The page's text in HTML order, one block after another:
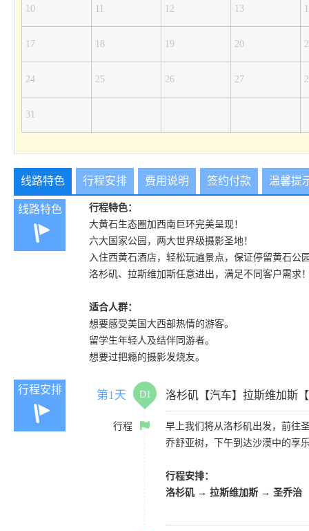
10 11 12 13
17 18 19 20
24 25 26 27
31
线路特色 行程安排 费用说明 签约付款 温馨提
线路特色
行程特色：
大黄石生态圈加西南巨环完美呈现！
六大国家公园，两大世界级摄影圣地！
入住西黄石酒店，轻松玩遍景点，保证停留黄石公
洛杉矶、拉斯维加斯任意进出，满足不同客户需求
适合人群：
想要感受美国大西部热情的游客。
留学生年轻人及结伴同游者。
想要过把瘾的摄影发烧友。
行程安排 第1天 D1 洛杉矶【汽车】拉斯维加斯
行程
早上我们将从洛杉矶出发，前往
乔舒亚树，下午到达沙漠中的享
行程安排：
洛杉矶 → 拉斯维加斯 → 圣乔治